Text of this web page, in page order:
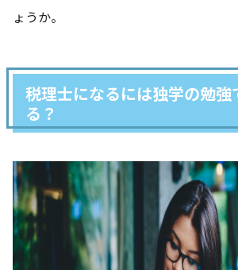
ょうか。
税理士になるには独学の勉強
る？